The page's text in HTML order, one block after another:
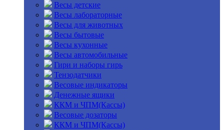
Весы детские
Весы лабораторные
Весы для животных
Весы бытовые
Весы кухонные
Весы автомобильные
Гири и наборы гирь
Тензодатчики
Весовые индикаторы
Денежные ящики
ККМ и ЧПМ(Кассы)
Весовые дозаторы
ККМ и ЧПМ(Кассы)